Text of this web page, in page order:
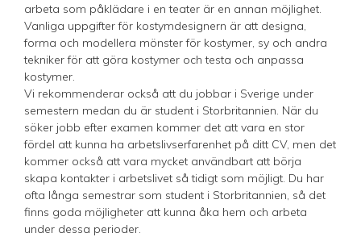
arbeta som påklädare i en teater är en annan möjlighet.
Vanliga uppgifter för kostymdesignern är att designa,
forma och modellera mönster för kostymer, sy och andra
tekniker för att göra kostymer och testa och anpassa
kostymer.
Vi rekommenderar också att du jobbar i Sverige under
semestern medan du är student i Storbritannien. När du
söker jobb efter examen kommer det att vara en stor
fördel att kunna ha arbetslivserfarenhet på ditt CV, men det
kommer också att vara mycket användbart att börja
skapa kontakter i arbetslivet så tidigt som möjligt. Du har
ofta långa semestrar som student i Storbritannien, så det
finns goda möjligheter att kunna åka hem och arbeta
under dessa perioder.